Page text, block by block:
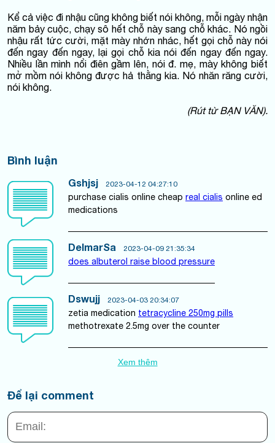
Kể cả việc đi nhậu cũng không biết nói không, mỗi ngày nhận
năm bảy cuộc, chạy sô hết chỗ này sang chỗ khác. Nó ngồi
nhậu rất tức cười, mặt mày nhớn nhác, hết gọi chỗ này nói
đến ngay đến ngay, lại gọi chỗ kia nói đến ngay đến ngay.
Nhiều lần mình nổi điên gầm lên, nói đ. mẹ, mày không biết
mở mồm nói không được hả thằng kia. Nó nhăn răng cười,
nói không.
(Rút từ BẠN VĂN).
Bình luận
Gshjsj 2023-04-12 04:27:10
purchase cialis online cheap real cialis online ed
medications
DelmarSa 2023-04-09 21:35:34
does albuterol raise blood pressure
Dswujj 2023-04-03 20:34:07
zetia medication tetracycline 250mg pills
methotrexate 2.5mg over the counter
Xem thêm
Để lại comment